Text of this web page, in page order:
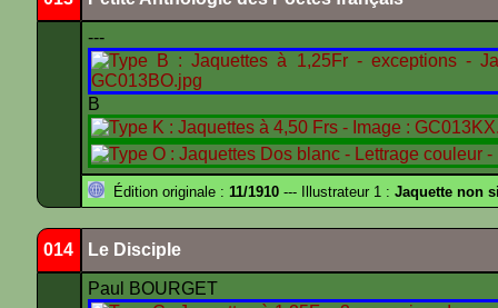
---
B
Édition originale : 11/1910 --- Illustrateur 1 : Jaquette non
014 Le Disciple
Paul BOURGET